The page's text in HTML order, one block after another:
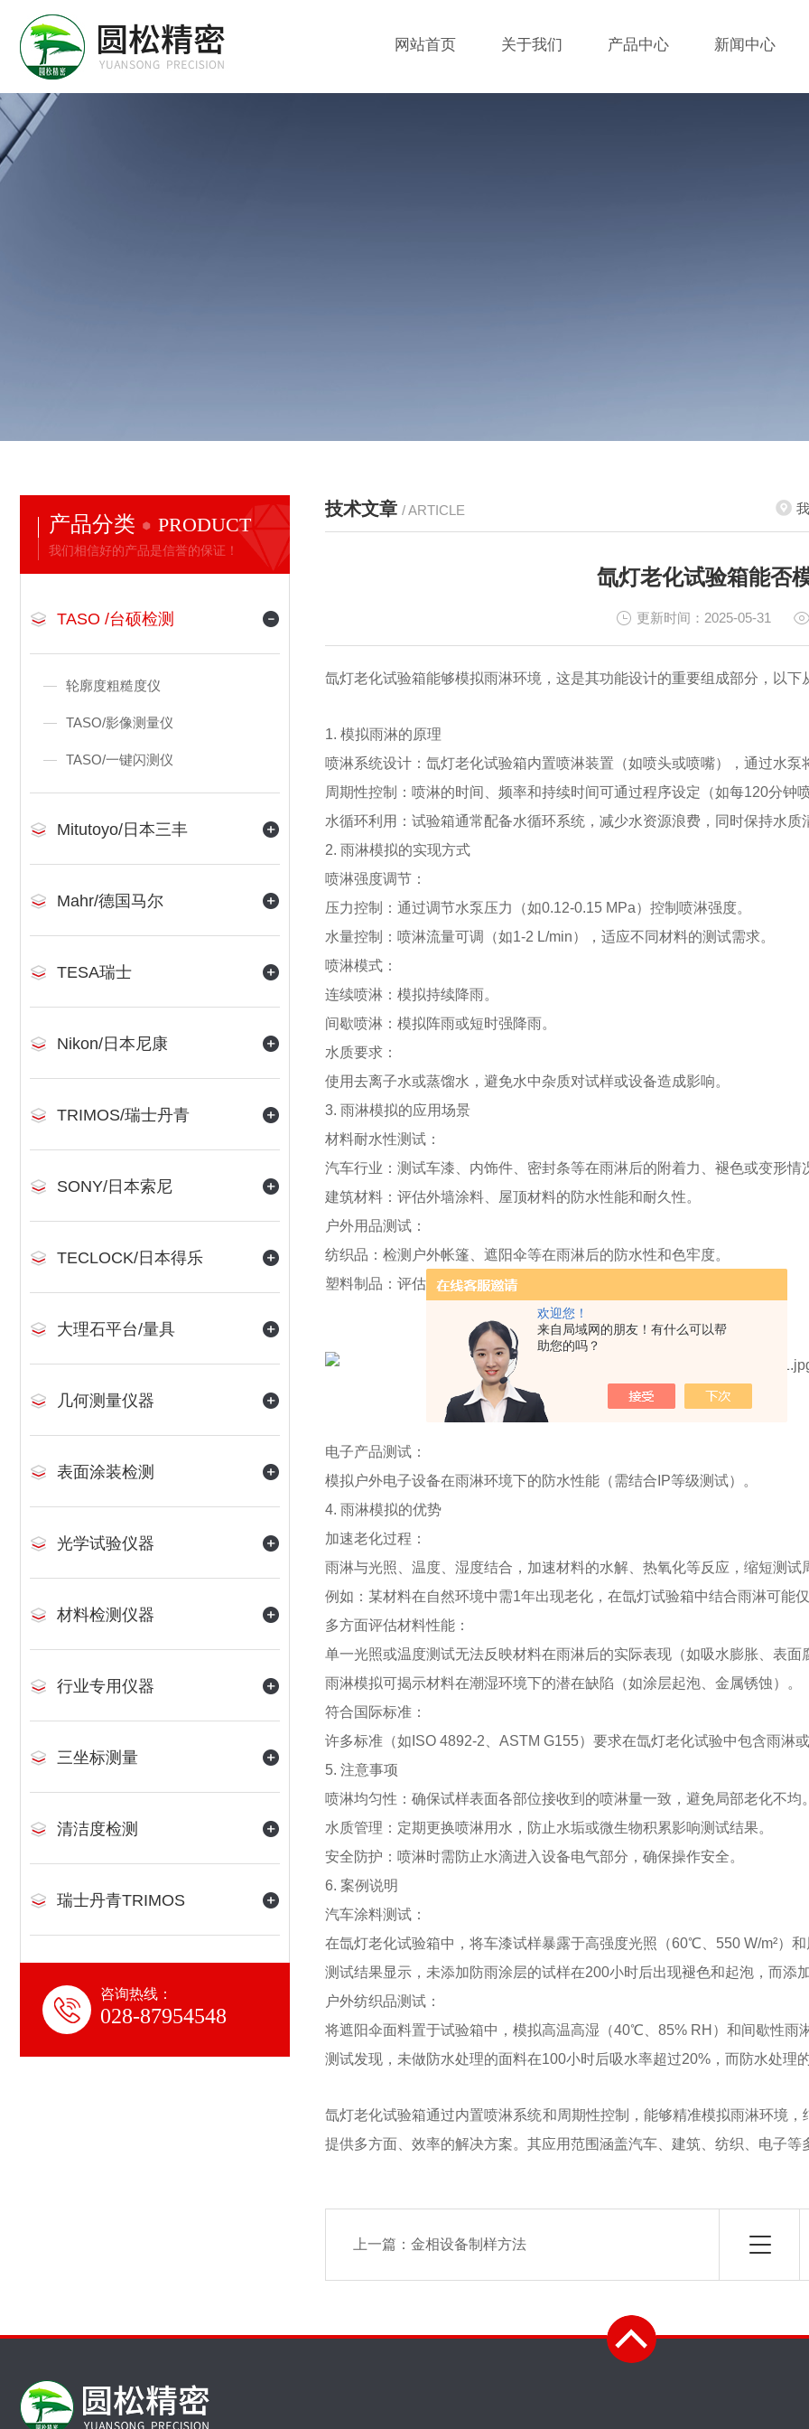
欢迎您！
来自局域网的朋友！有什么可以帮
助您的吗？
网站首页 关于我们 产品中心 新闻中心
产品分类 PRODUCT
我们相信好的产品是信誉的保证！
TASO /台硕检测
轮廓度粗糙度仪
TASO/影像测量仪
TASO/一键闪测仪
Mitutoyo/日本三丰
Mahr/德国马尔
TESA瑞士
Nikon/日本尼康
TRIMOS/瑞士丹青
SONY/日本索尼
TECLOCK/日本得乐
大理石平台/量具
几何测量仪器
表面涂装检测
光学试验仪器
材料检测仪器
行业专用仪器
三坐标测量
清洁度检测
瑞士丹青TRIMOS
咨询热线：
028-87954548
技术文章 / ARTICLE
氙灯老化试验箱能否
更新时间：2025-05-31
氙灯老化试验箱能够模拟雨淋环境，这是其功能设计的重要组成部分，以下
1. 模拟雨淋的原理
喷淋系统设计：氙灯老化试验箱内置喷淋装置（如喷头或喷嘴），通过水泵
周期性控制：喷淋的时间、频率和持续时间可通过程序设定（如每120分钟
水循环利用：试验箱通常配备水循环系统，减少水资源浪费，同时保持水质
2. 雨淋模拟的实现方式
喷淋强度调节：
压力控制：通过调节水泵压力（如0.12-0.15 MPa）控制喷淋强度。
水量控制：喷淋流量可调（如1-2 L/min），适应不同材料的测试需求。
喷淋模式：
连续喷淋：模拟持续降雨。
间歇喷淋：模拟阵雨或短时强降雨。
水质要求：
使用去离子水或蒸馏水，避免水中杂质对试样或设备造成影响。
3. 雨淋模拟的应用场景
材料耐水性测试：
汽车行业：测试车漆、内饰件、密封条等在雨淋后的附着力、褪色或变形情
建筑材料：评估外墙涂料、屋顶材料的防水性能和耐久性。
户外用品测试：
纺织品：检测户外帐篷、遮阳伞等在雨淋后的防水性和色牢度。
塑料制品：评估户外家具、管道等在雨水冲刷下的老化速度。
电子产品测试：
模拟户外电子设备在雨淋环境下的防水性能（需结合IP等级测试）。
4. 雨淋模拟的优势
加速老化过程：
雨淋与光照、温度、湿度结合，加速材料的水解、热氧化等反应，缩短测试
例如：某材料在自然环境中需1年出现老化，在氙灯试验箱中结合雨淋可能仅
多方面评估材料性能：
单一光照或温度测试无法反映材料在雨淋后的实际表现（如吸水膨胀、表面
雨淋模拟可揭示材料在潮湿环境下的潜在缺陷（如涂层起泡、金属锈蚀）。
符合国际标准：
许多标准（如ISO 4892-2、ASTM G155）要求在氙灯老化试验中包含雨淋
5. 注意事项
喷淋均匀性：确保试样表面各部位接收到的喷淋量一致，避免局部老化不均。
水质管理：定期更换喷淋用水，防止水垢或微生物积累影响测试结果。
安全防护：喷淋时需防止水滴进入设备电气部分，确保操作安全。
6. 案例说明
汽车涂料测试：
在氙灯老化试验箱中，将车漆试样暴露于高强度光照（60℃、550 W/m²）
测试结果显示，未添加防雨涂层的试样在200小时后出现褪色和起泡，而添
户外纺织品测试：
将遮阳伞面料置于试验箱中，模拟高温高湿（40℃、85% RH）和间歇性雨
测试发现，未做防水处理的面料在100小时后吸水率超过20%，而防水处理
氙灯老化试验箱通过内置喷淋系统和周期性控制，能够精准模拟雨淋环境
提供多方面、效率的解决方案。其应用范围涵盖汽车、建筑、纺织、电子等
上一篇： 金相设备制样方法